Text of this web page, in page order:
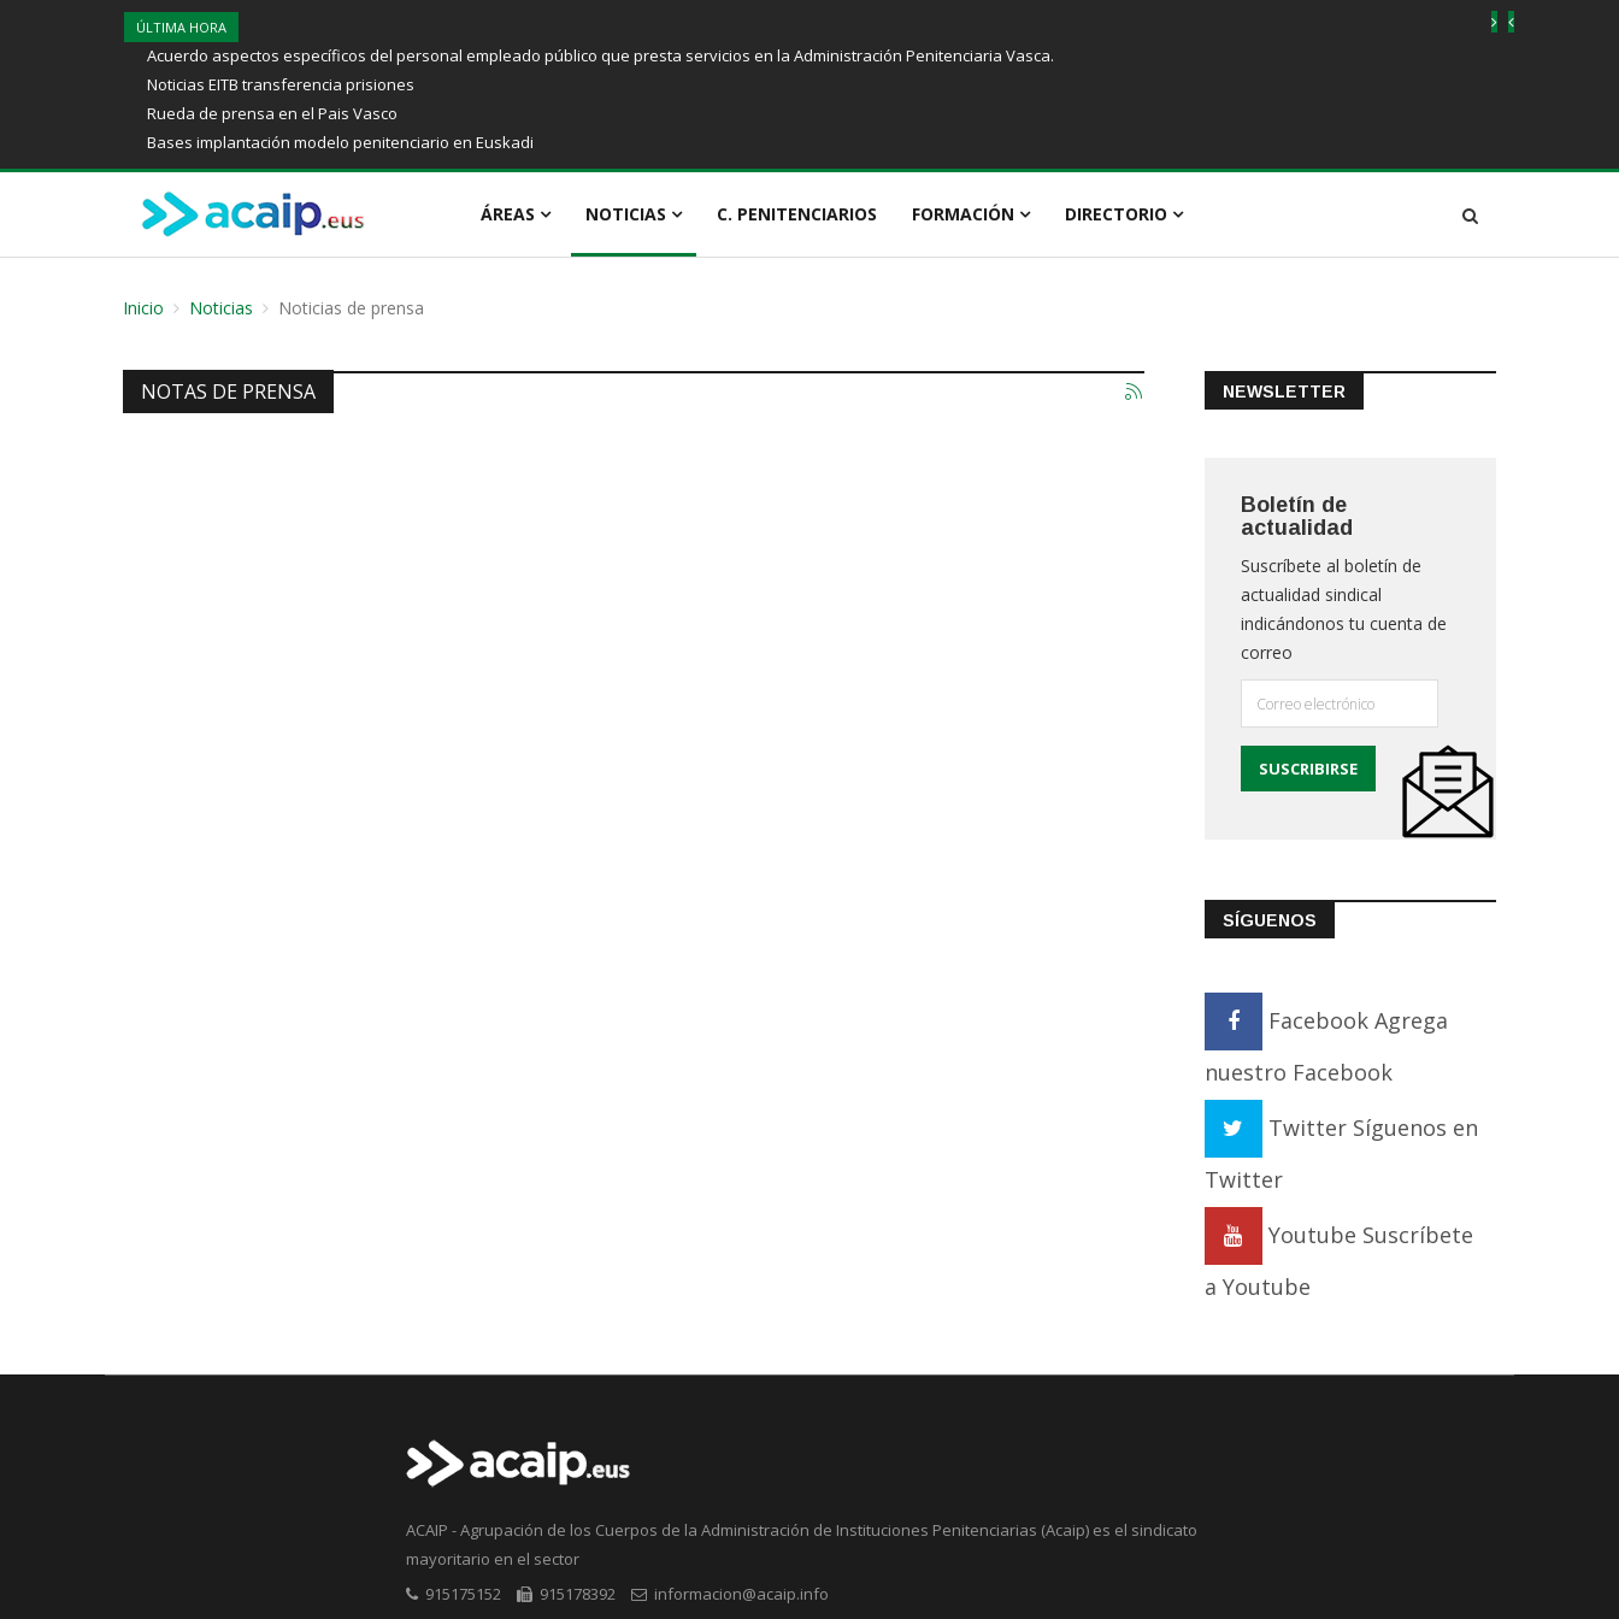
ÚLTIMA HORA
Acuerdo aspectos específicos del personal empleado público que presta servicios en la Administración Penitenciaria Vasca.
Noticias EITB transferencia prisiones
Rueda de prensa en el Pais Vasco
Bases implantación modelo penitenciario en Euskadi
ÁREAS NOTICIAS C. PENITENCIARIOS FORMACIÓN DIRECTORIO
Inicio Noticias Noticias de prensa
NOTAS DE PRENSA NEWSLETTER
Boletín de
actualidad
Suscríbete al boletín de
actualidad sindical
indicándonos tu cuenta de
correo
SÍGUENOS
Facebook Agrega
nuestro Facebook
Twitter Síguenos en
Twitter
Youtube Suscríbete
a Youtube
ACAIP - Agrupación de los Cuerpos de la Administración de Instituciones Penitenciarias (Acaip) es el sindicato
mayoritario en el sector
915175152
915178392 informacion@acaip.info